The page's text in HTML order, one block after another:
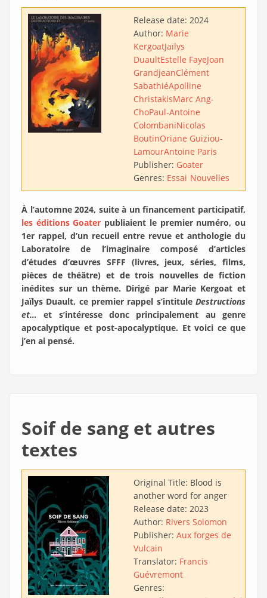
Release date: 2024
Author: Marie
KergoatJaïlys
DuaultEstelle FayeJoan
GrandjeanClément
SabathiéApolline
ChristakisMarc Ang-
ChoPaul-Antoine
ColombaniNicolas
BoutinOriane Guiziou-
LamourAntoine Paris
Publisher: Goater
Genres: Essai Nouvelles
À l’automne 2024, suite à un financement participatif,
les éditions Goater publiaient le premier numéro, ou
1er rappel, d’un recueil entre revue et anthologie du
Laboratoire de l’imaginaire composé d’articles
d’études d’œuvres SFFF (livres, jeux, séries, films,
pièces de théâtre) et de trois nouvelles de fiction
inédites sur un thème. Dirigé par Marie Kergoat et
Jaïlys Duault, ce premier rappel s’intitule Destructions
et… et s’intéresse donc principalement au genre
apocalyptique et post-apocalyptique. Et voici ce que
j’en ai pensé.
Soif de sang et autres
textes
Original Title: Blood is
another word for anger
Release date: 2023
Author: Rivers Solomon
Publisher: Aux forges de
Vulcain
Translator: Francis
Guévremont
Genres: